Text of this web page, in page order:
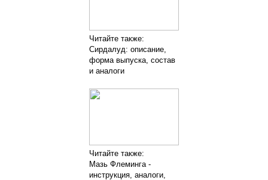
Читайте также:
Сирдалуд: описание,
форма выпуска, состав
и аналоги
Читайте также:
Мазь Флеминга -
инструкция, аналоги,